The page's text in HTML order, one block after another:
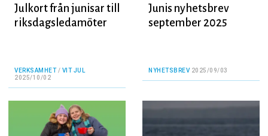
Julkort från junisar till
riksdagsledamöter
VERKSAMHET/ VIT JUL
2025/10/02
Junis nyhetsbrev
september 2025
NYHETSBREV 2025/09/03